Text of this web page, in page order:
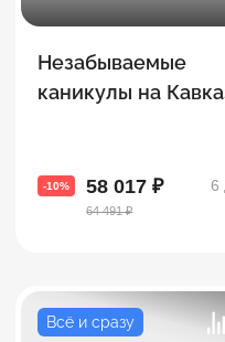
Незабываемые
каникулы на
-10% 58 017 ₽
64 491 ₽
6
Всё и сразу